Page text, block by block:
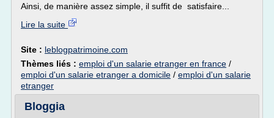
Ainsi, de manière assez simple, il suffit de satisfaire...
Lire la suite
Site : leblogpatrimoine.com
Thèmes liés : emploi d'un salarie etranger en france /
emploi d'un salarie etranger a domicile / emploi d'un salarie
etranger
Bloggia